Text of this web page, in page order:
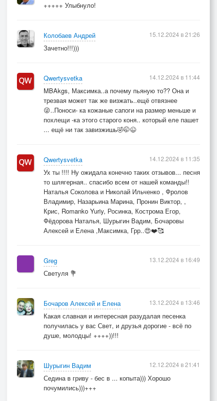
+++++ Улыбнуло!
Колобаев Андрей
Зачетно!!!)))
15.12.2024 в 21:26
Qwertysvetka
MBAkgs, Максимка..а почему пьяную то?? Она и
трезвая может так же визжать..ещё отвязнее
😜..Поноси- ка кожаные сапоги на размер меньше и
похлещи -ка этого старого коня.. который еле пашет
... ещё ни так завизжишь🤣🤭😉
14.12.2024 в 11:44
Qwertysvetka
Ух ты !!!! Ну ожидала конечно таких отзывов... песня
то шлягерная.. спасибо всем от нашей команды!!
Наталья Соколова и Николай Ильченко , Фролов
Владимир, Назарьина Марина, Пронин Виктор, ,
Крис, Romanko Yuriy, Росинка, Кострома Егор,
Фёдорова Наталья, Шурыгин Вадим, Бочаровы
Алексей и Елена ,Максимка, Грр..😍❤️🥰
14.12.2024 в 11:35
Greg
Светуля 💐
13.12.2024 в 16:49
Бочаров Алексей и Елена
Какая славная и интересная разудалая песенка
получилась у вас Свет, и друзья дорогие - всё по
душе, молодцы! ++++))!!!
13.12.2024 в 13:46
Шурыгин Вадим
Седина в гриву - бес в ... копыта))) Хорошо
почумились)))+++
12.12.2024 в 21:41